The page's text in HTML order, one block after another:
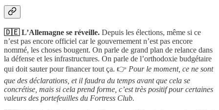
🇩🇪 L’Allemagne se réveille. Depuis les élections, même si ce
n’est pas encore officiel car le gouvernement n’est pas encore
nommé, les choses bougent. On parle de grand plan de relance dans
la défense et les infrastructures. On parle de l’orthodoxie budgétaire
qui doit sauter pour financer tout ça. 👉 Pour le moment, ce ne sont
que des déclarations, et il faudra du temps avant que cela se
concrétise, mais si cela prend forme, c’est très positif pour certaines
valeurs des portefeuilles du Fortress Club.